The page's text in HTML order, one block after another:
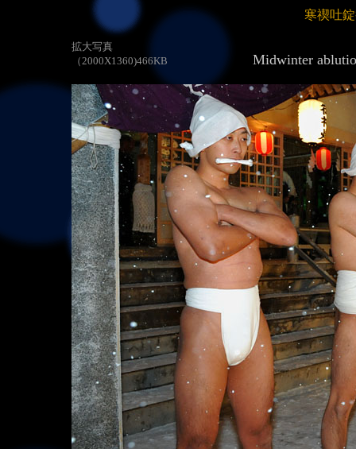
寒禊吐
拡大写真
（2000X1360)466KB
Midwinter